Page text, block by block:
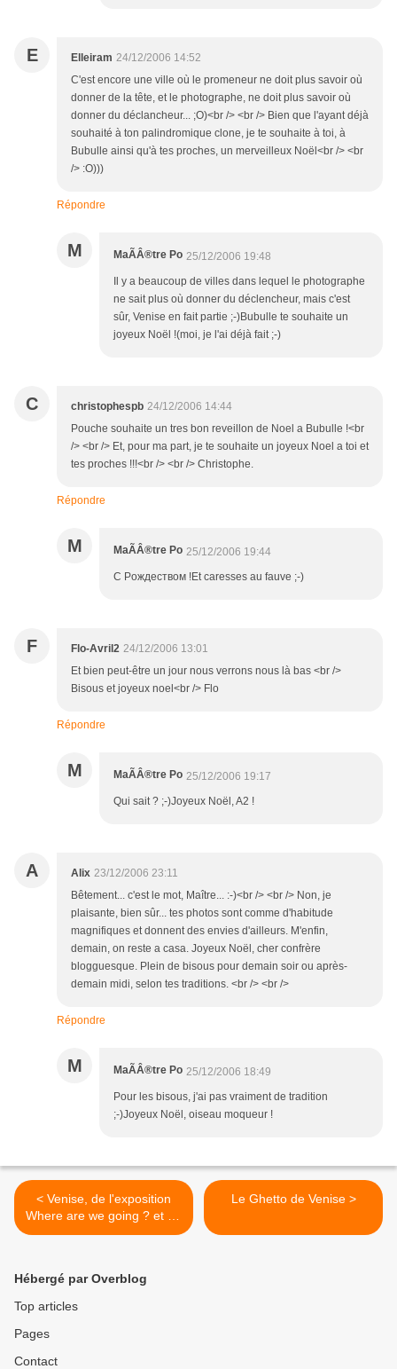
E Elleiram 24/12/2006 14:52
C'est encore une ville où le promeneur ne doit plus savoir où
donner de la tête, et le photographe, ne doit plus savoir où
donner du déclancheur... ;O)<br /> <br /> Bien que l'ayant déjà
souhaité à ton palindromique clone, je te souhaite à toi, à
Bubulle ainsi qu'à tes proches, un merveilleux Noël<br /> <br
/> :O)))
Répondre
M MaÃÂ®tre Po 25/12/2006 19:48
Il y a beaucoup de villes dans lequel le photographe
ne sait plus où donner du déclencheur, mais c'est
sûr, Venise en fait partie ;-)Bubulle te souhaite un
joyeux Noël !(moi, je l'ai déjà fait ;-)
C christophespb 24/12/2006 14:44
Pouche souhaite un tres bon reveillon de Noel a Bubulle !<br
/> <br /> Et, pour ma part, je te souhaite un joyeux Noel a toi et
tes proches !!!<br /> <br /> Christophe.
Répondre
M MaÃÂ®tre Po 25/12/2006 19:44
C Pождеством !Et caresses au fauve ;-)
F Flo-Avril2 24/12/2006 13:01
Et bien peut-être un jour nous verrons nous là bas <br />
Bisous et joyeux noel<br /> Flo
Répondre
M MaÃÂ®tre Po 25/12/2006 19:17
Qui sait ? ;-)Joyeux Noël, A2 !
A Alix 23/12/2006 23:11
Bêtement... c'est le mot, Maître... :-)<br /> <br /> Non, je
plaisante, bien sûr... tes photos sont comme d'habitude
magnifiques et donnent des envies d'ailleurs. M'enfin,
demain, on reste a casa. Joyeux Noël, cher confrère
blogguesque. Plein de bisous pour demain soir ou après-
demain midi, selon tes traditions. <br /> <br />
Répondre
M MaÃÂ®tre Po 25/12/2006 18:49
Pour les bisous, j'ai pas vraiment de tradition
;-)Joyeux Noël, oiseau moqueur !
< Venise, de l'exposition
Where are we going ? et du
Palazzo Grassi
Le Ghetto de Venise >
Hébergé par Overblog
Top articles
Pages
Contact